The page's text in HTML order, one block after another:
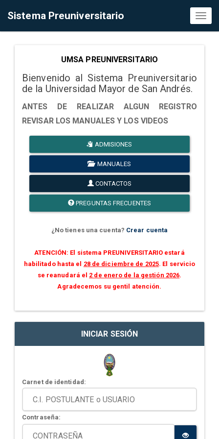
Sistema Preuniversitario
UMSA PREUNIVERSITARIO
Bienvenido al Sistema Preuniversitario
de la Universidad Mayor de San Andrés.
ANTES DE REALIZAR ALGUN REGISTRO
REVISAR LOS MANUALES Y LOS VIDEOS
ADMISIONES
MANUALES
CONTACTOS
PREGUNTAS FRECUENTES
¿No tienes una cuenta? Crear cuenta
ATENCIÓN: El sistema PREUNIVERSITARIO estará
habilitado hasta el 28 de diciembre de 2025. El servicio
se reanudará el 2 de enero de la gestión 2026.
Agradecemos su gentil atención.
INICIAR SESIÓN
Carnet de identidad:
Contraseña: